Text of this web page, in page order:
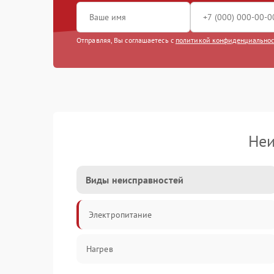
Отправляя, Вы соглашаетесь с политикой
Виды неисправностей
Электропитание
Нагрев